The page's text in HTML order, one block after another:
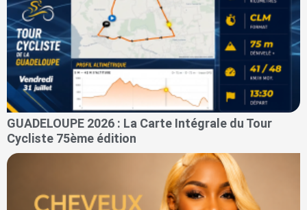
GUADELOUPE 2026 : La Carte Intégrale du Tour
Cycliste 75ème édition